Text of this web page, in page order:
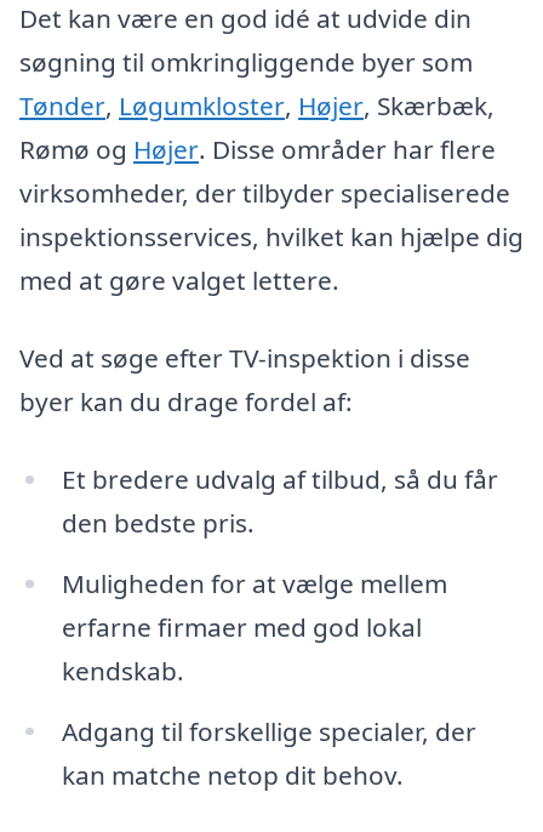
Det kan være en god idé at udvide din
søgning til omkringliggende byer som
Tønder, Løgumkloster, Højer, Skærbæk,
Rømø og Højer. Disse områder har flere
virksomheder, der tilbyder specialiserede
inspektionsservices, hvilket kan hjælpe dig
med at gøre valget lettere.
Ved at søge efter TV-inspektion i disse
byer kan du drage fordel af:
Et bredere udvalg af tilbud, så du får
den bedste pris.
Muligheden for at vælge mellem
erfarne firmaer med god lokal
kendskab.
Adgang til forskellige specialer, der
kan matche netop dit behov.